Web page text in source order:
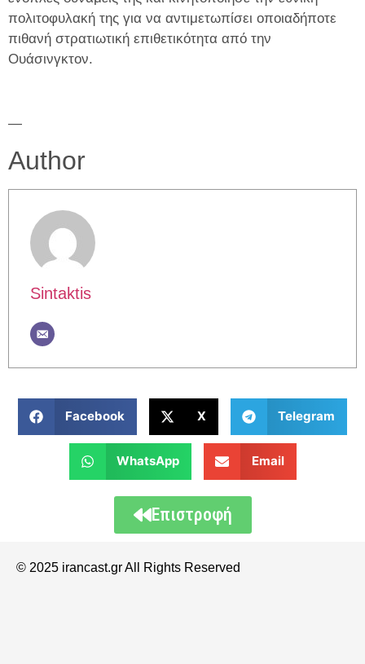
πολιτοφυλακή της για να αντιμετωπίσει οποιαδήποτε
πιθανή στρατιωτική επιθετικότητα από την
Ουάσινγκτον.
—
Author
Sintaktis
Facebook X Telegram
WhatsApp Email
Επιστροφή
© 2025 irancast.gr All Rights Reserved